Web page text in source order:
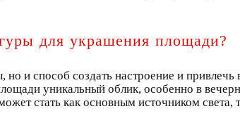
для украшения площади?
и способ создать настроение и
уникальный облик, особенно в
стать как основным источником света,